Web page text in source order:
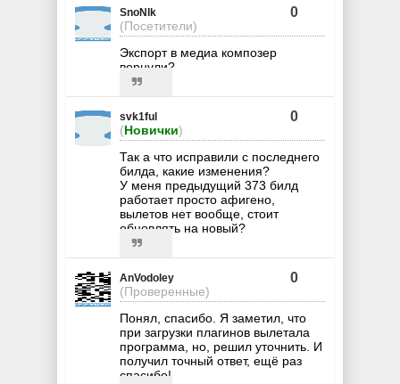
SnoNIk
(Посетители)
0
Экспорт в медиа композер
вернули?
svk1ful
(Новички)
0
Так а что исправили с последнего
билда, какие изменения?
У меня предыдущий 373 билд
работает просто афигено,
вылетов нет вообще, стоит
обновлять на новый?
AnVodoley
(Проверенные)
0
Понял, спасибо. Я заметил, что
при загрузки плагинов вылетала
программа, но, решил уточнить. И
получил точный ответ, ещё раз
спасибо!